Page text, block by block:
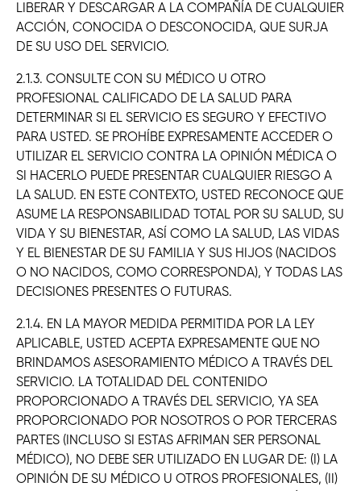
LIBERAR Y DESCARGAR A LA COMPAÑÍA DE CUALQUIER
ACCIÓN, CONOCIDA O DESCONOCIDA, QUE SURJA
DE SU USO DEL SERVICIO.
2.1.3. CONSULTE CON SU MÉDICO U OTRO
PROFESIONAL CALIFICADO DE LA SALUD PARA
DETERMINAR SI EL SERVICIO ES SEGURO Y EFECTIVO
PARA USTED. SE PROHÍBE EXPRESAMENTE ACCEDER O
UTILIZAR EL SERVICIO CONTRA LA OPINIÓN MÉDICA O
SI HACERLO PUEDE PRESENTAR CUALQUIER RIESGO A
LA SALUD. EN ESTE CONTEXTO, USTED RECONOCE QUE
ASUME LA RESPONSABILIDAD TOTAL POR SU SALUD, SU
VIDA Y SU BIENESTAR, ASÍ COMO LA SALUD, LAS VIDAS
Y EL BIENESTAR DE SU FAMILIA Y SUS HIJOS (NACIDOS
O NO NACIDOS, COMO CORRESPONDA), Y TODAS LAS
DECISIONES PRESENTES O FUTURAS.
2.1.4. EN LA MAYOR MEDIDA PERMITIDA POR LA LEY
APLICABLE, USTED ACEPTA EXPRESAMENTE QUE NO
BRINDAMOS ASESORAMIENTO MÉDICO A TRAVÉS DEL
SERVICIO. LA TOTALIDAD DEL CONTENIDO
PROPORCIONADO A TRAVÉS DEL SERVICIO, YA SEA
PROPORCIONADO POR NOSOTROS O POR TERCERAS
PARTES (INCLUSO SI ESTAS AFRIMAN SER PERSONAL
MÉDICO), NO DEBE SER UTILIZADO EN LUGAR DE: (I) LA
OPINIÓN DE SU MÉDICO U OTROS PROFESIONALES, (II)